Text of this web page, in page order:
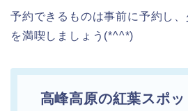
予約できるものは事前に予約し
を満喫しましょう(*^^*)
高峰高原の紅葉スポッ